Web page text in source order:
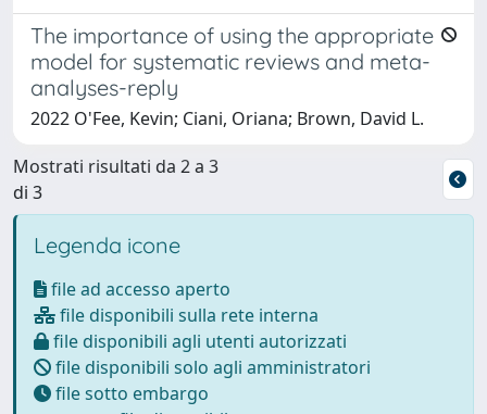
The importance of using the appropriate
model for systematic reviews and meta-
analyses-reply
2022 O'Fee, Kevin; Ciani, Oriana; Brown, David L.
Mostrati risultati da 2 a 3
di 3
Legenda icone
file ad accesso aperto
file disponibili sulla rete interna
file disponibili agli utenti autorizzati
file disponibili solo agli amministratori
file sotto embargo